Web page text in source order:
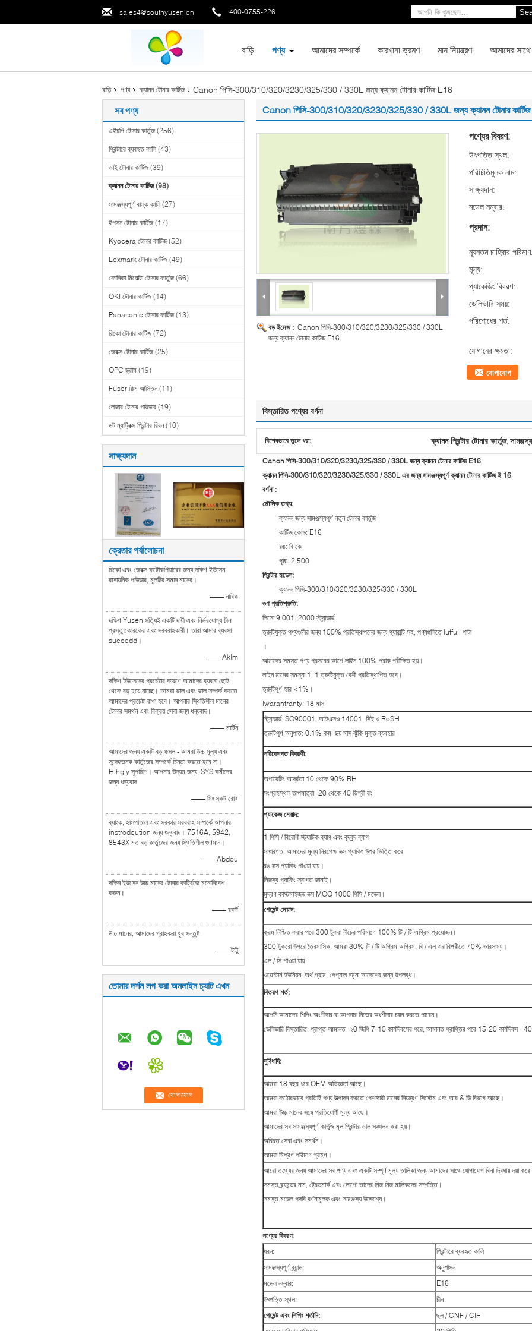
sales4@southyusen.cn 400-0755-226
বাড়ি পণ্য আমাদের সম্পর্কে কারখানা ভ্রমণ মান নিয়ন্ত্রণ আমাদের
বাড়ি পণ্য ক্যানন টোনার কার্টিজ Canon পিসি-300/310/320/3230/325/330 / 330L জন্য ক্যানন টোনার কার্টিজ E16
সব পণ্য
এইচপি টোনার কার্তুজ (256)
প্রিন্টারে ব্যবহৃত কালি (43)
ভাই টোনার কার্টিজ (39)
ক্যানন টোনার কার্টিজ (98)
সামঞ্জস্যপূর্ণ বাল্ক কালি (27)
ইপসন টোনার কার্টিজ (17)
Kyocera টোনার কার্টিজ (52)
Lexmark টোনার কার্টিজ (49)
কোনিকা মিনোল্টা টোনার কার্তুজ (66)
OKI টোনার কার্টিজ (14)
Panasonic টোনার কার্টিজ (13)
রিকো টোনার কার্টিজ (72)
জেরক্স টোনার কার্টিজ (25)
OPC ড্রাম (19)
Fuser ফিল্ম আস্তিন (11)
লেজার টোনার পাউডার (19)
ডট ম্যাট্রিক্স প্রিন্টার রিবন (10)
সাক্ষ্যদান
ক্রেতার পর্যালোচনা
রিকো এবং জেরক্স ফটোকপিয়ারের জন্য দক্ষিণ ইউসেন
রাসায়নিক পাউডার, মূলটির সমান মানের।
—— নাবিক
দক্ষিণ Yusen সত্যিই একটি দায়ী এবং নির্ভরযোগ্য চীনা
প্রস্তুতকারকের এবং সরবরাহকারী। তারা আমার ব্যবসা
succedd।
—— Akim
দক্ষিণ ইউসেনের প্রচেষ্টার কারণে আমাদের ব্যবসা ছোট
থেকে বড় হয়ে যাচ্ছে। আমরা ভাল এবং ভাল সম্পর্ক করতে
আমাদের প্রচেষ্টা রাখা হবে। আপনার স্থিতিশীল মানের
টোনার সমর্থন এবং বিক্রয় সেবা জন্য ধন্যবাদ।
—— মার্টিন
আমাদের জন্য একটি বড় ফসল - আমরা উচ্চ মূল্য এবং
সন্দেহজনক কার্তুজের সম্পর্কে চিন্তা করতে হবে না।
Hihgly সুপারিশ। আপনার উদ্যম জন্য, SYS কর্মীদের
জন্য ধন্যবাদ
—— মিঃ স্কট রোথ
ব্যাংক, হাসপাতাল এবং সরকার সরবরাহ সম্পর্কে আপনার
instrodcution জন্য ধন্যবাদ। 7516A, 5942,
8543X মত বড় কার্তুজের জন্য স্থিতিশীল গুণমান।
—— Abdou
দক্ষিন ইউসেন উচ্চ মানের টোনার কার্ট্রিজে মনোনিবেশ
করুন।
—— রবার্ট
উচ্চ মানের, আমাদের গ্রাহকরা খুব সন্তুষ্ট
—— টাট্টু
তোমার দর্শন লগ করা অনলাইন চ্যাট এখন
Canon পিসি-300/310/320/3230/325/330 / 330L জন্য ক্যানন টোনার
বড় ইমেজ : Canon পিসি-300/310/320/3230/325/330 / 330L
জন্য ক্যানন টোনার কার্টিজ E16
পণ্যের বিবরণ:
উৎপত্তি স্থল:
পরিচিতিমুলক নাম:
সাক্ষ্যদান:
মডেল নম্বার:
প্রদান:
ন্যূনতম চাহিদার
মূল্য:
প্যাকেজিং বিবরণ:
ডেলিভারি সময়:
পরিশোধের শর্ত:
যোগানের ক্ষমতা:
যোগাযোগ
বিস্তারিত পণ্যের বর্ণনা
বিশেষভাবে তুলে ধরা: ক্যানন প্রিন্টার টোনার কার্তুজ,
Canon পিসি-300/310/320/3230/325/330 / 330L জন্য ক্যানন টোনার কার্টিজ E16
ক্যানন পিসি-300/310/320/3230/325/330 / 330L এর জন্য সামঞ্জস্যপূর্ণ ক্যানন টোনার কার্টিজ ই 16
বর্ণনা :
মৌলিক তথ্য:
ক্যানন জন্য সামঞ্জস্যপূর্ণ নতুন টোনার কার্তুজ
কার্টিজ কোড: E16
রঙ: বি কে
পৃষ্ঠা: 2,500
প্রিন্টার মডেল:
ক্যানন পিসি-300/310/320/3230/325/330 / 330L
গুণ প্রতিশ্রুতি:
লিসো 9 001: 2000 স্ট্যান্ডার্ড
ত্রুটিযুক্ত পণ্যগুলির জন্য 100% প্রতিস্থাপনের জন্য গ্যারান্টি সহ, পণ্যগুলিতে luffull পাটা
।
আমাদের সমস্ত পণ্য প্রসবের আগে লাইন 100% প্রাক পরীক্ষিত হয়।
লাইন মানের সমস্যা 1: 1 ত্রুটিযুক্ত বেশী প্রতিস্থাপিত হবে।
ত্রুটিপূর্ণ হার <1%।
lwarantranty: 18 মাস
স্ট্যান্ডার্ড: SO90001, আইএসও 14001, সিই ও RoSH
ত্রুটিপূর্ণ অনুপাত: 0.1% কম, ছয় মাস ঝুঁকি মুক্ত ব্যবহার
পরিবেশগত বিবরণী:
অপারেটিং আর্দ্রতা 10 থেকে 90% RH
সংগ্রহস্থল তাপমাত্রা -20 থেকে 40 ডিগ্রী রং
প্যাকেজ মেয়াদ:
1 পিসি / বিরোধী স্ট্যাটিক ব্যাগ এবং বুদ্বুদ ব্যাগ
সাধারণত, আমাদের মূল্য নিরপেক্ষ বক্স প্যাকিং উপর ভিত্তি করে
রঙ বক্স প্যাকিং পাওয়া যায়।
নিজস্ব প্যাকিং স্বাগত জানাই।
মুদ্রণ কাস্টমাইজড বক্স MOQ 1000 পিসি / মডেল।
পেমেন্ট মেয়াদ:
ক্রম নিশ্চিত করার পরে 300 টুকরা নীচের পরিমাণে 100% টি / টি অগ্রিম প্রয়োজন।
300 টুকরো উপরে ত্রৈমাসিক, আমরা 30% টি / টি অগ্রিম অগ্রিম, বি / এল এর বিপরীতে 70% ভারসাম্য।
এল / সি পাওয়া যায়
ওয়েস্টার্ন ইউনিয়ন, অর্থ গ্রাম, পেপ্যাল ​​নমুনা আদেশের জন্য উপলব্ধ।
বিতরণ শর্ত:
আপনি আমাদের শিপিং অংশীদার বা আপনার নিজের অংশীদার চয়ন করতে পারেন।
ডেলিভারি বিস্তারিত: প্রাপ্ত আমানত -২0 জিপি 7-10 কার্যদিবসের পরে, আমানত প্রাপ্তির পরে 15-20 কার্যদিবস -
সুবিধাদি:
আমরা 18 বছর ধরে OEM অভিজ্ঞতা আছে।
আমরা কঠোরভাবে প্রতিটি পণ্য উত্পাদন করতে পেশাদারী মানের নিয়ন্ত্রণ সিস্টেম এবং আর & ডি বিভাগ আছে।
আমরা উচ্চ মানের সঙ্গে প্রতিযোগী মূল্য আছে।
আমাদের সব সামঞ্জস্যপূর্ণ কার্তুজ মূল প্রিন্টার ভাল সঞ্চালন করা হয়।
অবিরত সেবা এবং সমর্থন।
আমরা মিশ্রণ পরিমাণ গ্রহণ।
আরো তথ্যের জন্য আমাদের সব পণ্য এবং একটি সম্পূর্ণ মূল্য তালিকা জন্য আমাদের সাথে যোগাযোগ বিনা দ্বিধায় দয়া
সমস্ত ব্র্যান্ডের নাম, ট্রেডমার্ক এবং লোগো তাদের নিজ নিজ মালিকদের সম্পত্তি।
সমস্ত মডেল পদবি বর্ণনামূলক এবং সামঞ্জস্য উদ্দেশ্যে।
পণ্যের বিবরণ:
ধরন:
প্রিন্টারে ব্যবহৃত কালি
সামঞ্জস্যপূর্ণ ব্র্যান্ড:
অনুশাসন
মডেল নম্বার:
E16
উৎপত্তি স্থল:
চীন
পেমেন্ট এবং শিপিং শর্তাদি:
ছল / CNF / CIF